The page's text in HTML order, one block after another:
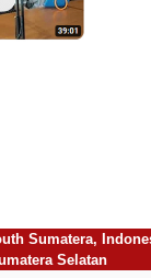
Sumatera,
Selatan